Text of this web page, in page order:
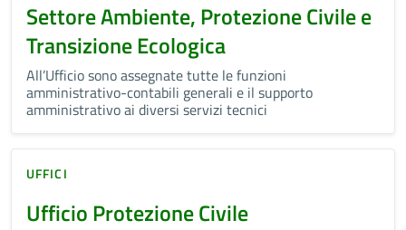
Settore Ambiente, Protezione Civile e
Transizione Ecologica
All’Ufficio sono assegnate tutte le funzioni
amministrativo-contabili generali e il supporto
amministrativo ai diversi servizi tecnici
UFFICI
Ufficio Protezione Civile